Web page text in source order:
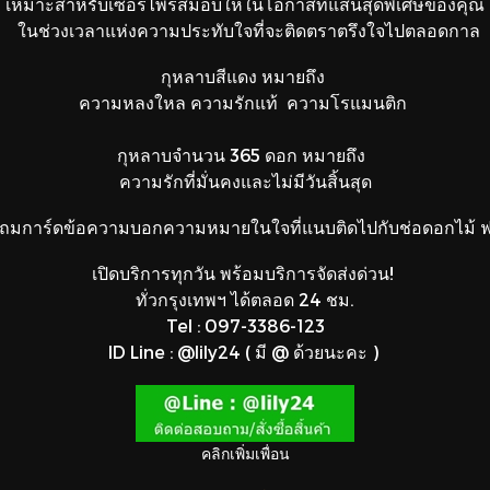
ในช่วงเวลาแห่งความประทับใจที่จะติดตราตรึงใจไปตลอดกาล
กุหลาบสีแดง หมายถึง
ความหลงใหล ความรักแท้ ความโรแมนติก
กุหลาบจำนวน 365 ดอก หมายถึง
ความรักที่มั่นคงและไม่มีวันสิ้นสุด
มการ์ดข้อความบอกความหมายในใจที่แนบติดไปกับช่อดอกไม้
เปิดบริการทุกวัน พร้อมบริการจัดส่งด่วน!
ทั่วกรุงเทพฯ ได้ตลอด 24 ชม.
Tel : 097-3386-123
ID Line : @lily24 ( มี @ ด้วยนะคะ )
คลิกเพิ่มเพื่อน